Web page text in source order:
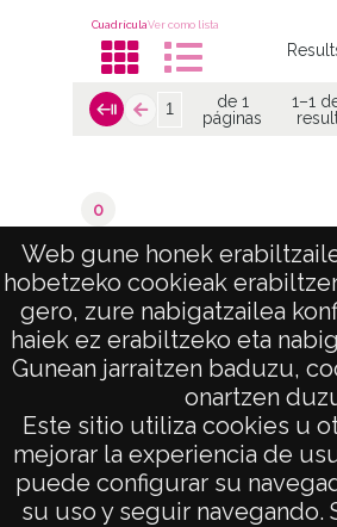
Web gune honek
hobetzeko cookieak
gero, zure nabigatzailea
haiek ez erabiltzeko eta
Gunean jarraitzen baduzu,
onartzen
Este sitio utiliza cookies u
mejorar la experiencia de
puede configurar su
su uso y seguir navegando.
CuadrículaVer como lista
de 1
páginas
1–1
0
de 1
páginas
1–1 de
AVISO LEGAL
POLÍTICA DE
ACCESIBILIDAD
ATENCIÓN CIUDADANA